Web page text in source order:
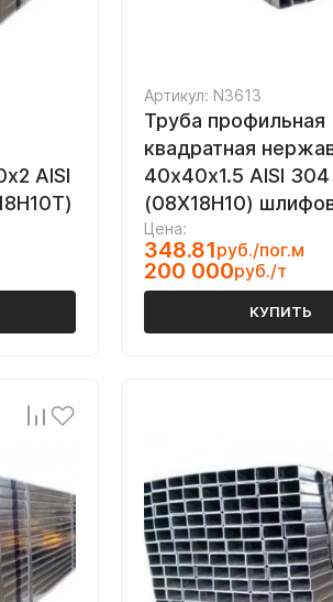
AISI
Артикул: N3613
Труба профильная
квадратная
40х40х1.5 AISI 304
(08Х18Н10)
Цена:
348.81руб./пог.м
200 000руб./т
КУПИТЬ